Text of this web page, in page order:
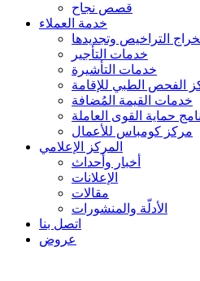
قصص نجاح
خدمة العملاء
التراخيص وتجديدها
خدمات التأجير
خدمات التأشيرة
الفحص الطبي للإقامة
خدمات القيمة المُضافة
حماية القوى العاملة
مركز كومباس للأعمال
المركز الإعلامي
أخبار وأحداث
الإعلانات
مقالات
الأدلّة والمنشورات
اتصل بنا
عروض